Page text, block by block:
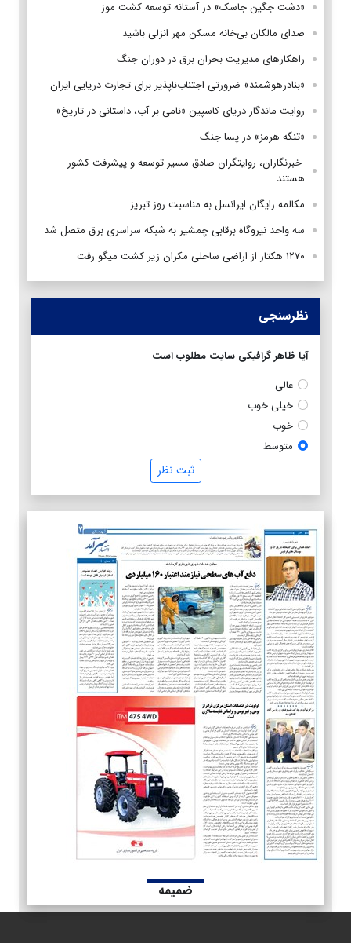
«دشت جگین جاسک» در آستانه توسعه کشت موز
صدای مالکان بی‌خانه مسکن مهر انزلی باشید
راهکارهای مدیریت بحران برق در دوران جنگ
«بنادرهوشمند» ضرورتی اجتناب‌ناپذیر برای تجارت دریایی ایران
روایت ماندگار دریای کاسپین «نامی بر آب، داستانی در تاریخ»
«تنگه هرمز» در پسا جنگ
‌ خبرنگاران، روایتگران صادق مسیر توسعه و پیشرفت کشور
هستند
مکالمه رایگان ایرانسل به مناسبت روز تبریز
سه واحد نیروگاه برقابی چمشیر به شبکه سراسری برق متصل شد
۱۲۷۰ هکتار از اراضی ساحلی مکران زیر کشت میگو رفت
نظرسنجی
آیا ظاهر گرافیکی سایت مطلوب است
عالی
خیلی خوب
خوب
متوسط
ثبت نظر
ضمیمه